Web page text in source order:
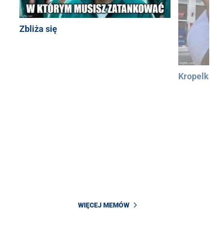
Zbliża się
Kropelka
WIĘCEJ MEMÓW